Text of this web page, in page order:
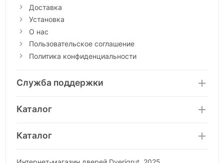
Доставка
Установка
О нас
Пользовательское соглашение
Политика конфиденциальности
Служба поддержки
Каталог
Каталог